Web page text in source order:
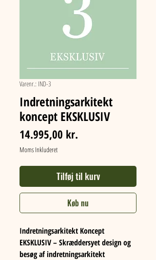
Varenr.: IND-3
Indretningsarkitekt
koncept EKSKLUSIV
14.995,00 kr.
Moms Inkluderet
Tilføj til kurv
Køb nu
Indretningsarkitekt Koncept
EKSKLUSIV – Skræddersyet design og
besøg af indretningsarkitekt